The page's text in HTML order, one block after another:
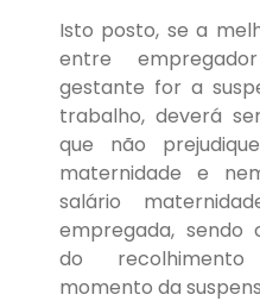
Isto posto, se a
entre
gestante for a
trabalho, deverá
que não
maternidade e
salário
empregada, sendo
do
momento da